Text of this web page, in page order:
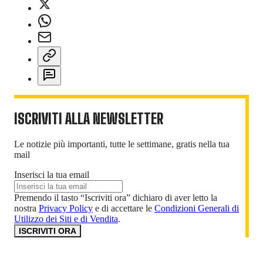
ISCRIVITI ALLA NEWSLETTER
Le notizie più importanti, tutte le settimane, gratis nella tua
mail
Inserisci la tua email
Premendo il tasto “Iscriviti ora” dichiaro di aver letto la
nostra Privacy Policy e di accettare le Condizioni Generali di
Utilizzo dei Siti e di Vendita.
ISCRIVITI ORA